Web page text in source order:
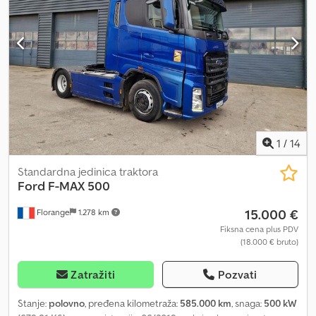
1 / 14
Florange 1.278 km
Standardna jedinica traktora
Ford F-MAX 500
15.000 €
Fiksna cena plus PDV
(18.000 € bruto)
Zatražiti Pozvati
Stanje: polovno, pređena kilometraža: 585.000 km, snaga: 500 kW